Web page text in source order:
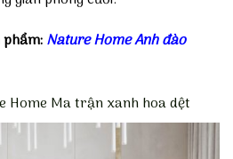
Nature Home Anh đào
Home Ma trận xanh hoa dệt